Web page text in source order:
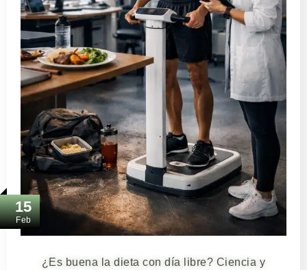
15
Feb
¿Es buena la dieta con día libre? Ciencia y